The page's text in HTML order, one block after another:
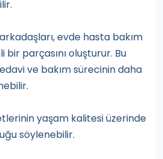
evde hasta bakım
parçasını oluşturur. Bu
ve bakım sürecinin daha
yaşam kalitesi üzerinde
söylenebilir.